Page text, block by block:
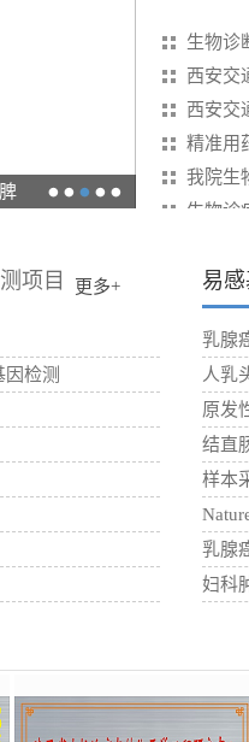
生物诊
西安交
西安交
精准用
我院生
生物诊
邹璇
项目 更多+
检测
易
乳腺
人乳
原发
结直
样本
（名
乳腺
妇科